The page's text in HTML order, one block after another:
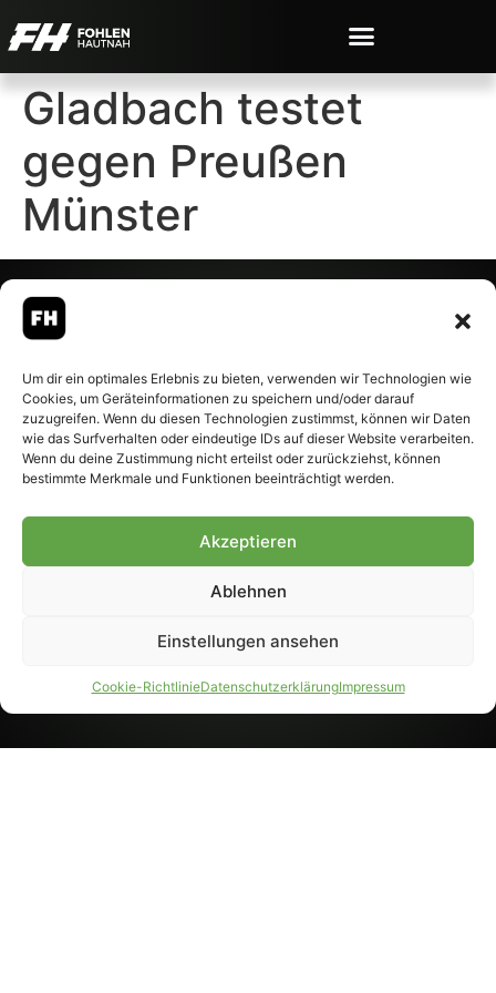
Um dir ein optimales Erlebnis zu bieten, verwenden wir Technologien wie
Cookies, um Geräteinformationen zu speichern und/oder darauf
zuzugreifen. Wenn du diesen Technologien zustimmst, können wir Daten
wie das Surfverhalten oder eindeutige IDs auf dieser Website verarbeiten.
Wenn du deine Zustimmung nicht erteilst oder zurückziehst, können
bestimmte Merkmale und Funktionen beeinträchtigt werden.
Akzeptieren
Ablehnen
Einstellungen ansehen
Cookie-RichtlinieDatenschutzerklärungImpressum
Gladbach testet
gegen Preußen
Münster
– Alle rechte vorbehalten.
Fohlen-Hautnah.de ist ein
offiziell eingetragenes Magazin
bei der Deutschen
Nationalbibliothek (ISSN 1868-
Weiterverarbeitung, auch
Genehmigung.
PARTNER WERDEN
AGB